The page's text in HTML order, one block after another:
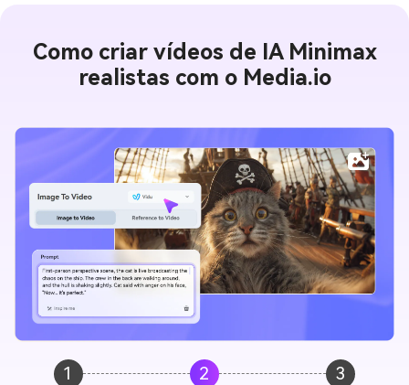
Como criar vídeos de IA Minimax
realistas com o Media.io
1 2 3